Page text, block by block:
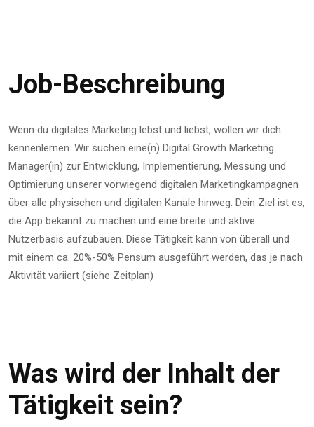
Job-Beschreibung
Wenn du digitales Marketing lebst und liebst, wollen wir dich
kennenlernen. Wir suchen eine(n) Digital Growth Marketing
Manager(in) zur Entwicklung, Implementierung, Messung und
Optimierung unserer vorwiegend digitalen Marketingkampagnen
über alle physischen und digitalen Kanäle hinweg. Dein Ziel ist es,
die App bekannt zu machen und eine breite und aktive
Nutzerbasis aufzubauen. Diese Tätigkeit kann von überall und
mit einem ca. 20%-50% Pensum ausgeführt werden, das je nach
Aktivität variiert (siehe Zeitplan)
Was wird der Inhalt der
Tätigkeit sein?